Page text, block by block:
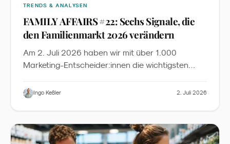
TRENDS & ANALYSEN
FAMILY AFFAIRS #22: Sechs Signale, die
den Familienmarkt 2026 verändern
Am 2. Juli 2026 haben wir mit über 1.000
Marketing-Entscheider:innen die wichtigsten
Familienmarketing diskutiert. Dieser Recap fasst
YouTube-Aufzeichnung.
Ingo Keßler 2. Juli 2026